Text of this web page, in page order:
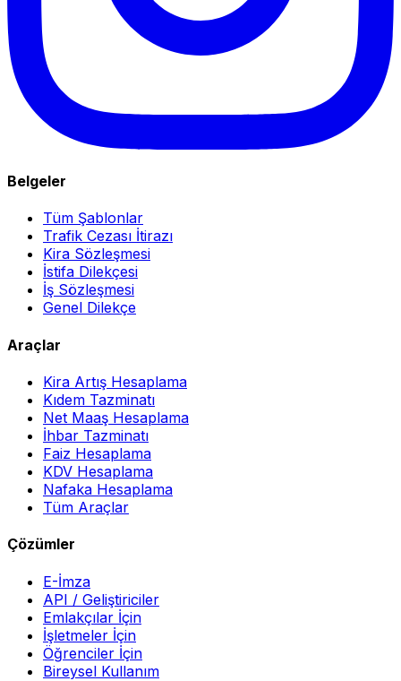
Belgeler
Tüm Şablonlar
Trafik Cezası İtirazı
Kira Sözleşmesi
İstifa Dilekçesi
İş Sözleşmesi
Genel Dilekçe
Araçlar
Kira Artış Hesaplama
Kıdem Tazminatı
Net Maaş Hesaplama
İhbar Tazminatı
Faiz Hesaplama
KDV Hesaplama
Nafaka Hesaplama
Tüm Araçlar
Çözümler
E-İmza
API / Geliştiriciler
Emlakçılar İçin
İşletmeler İçin
Öğrenciler İçin
Bireysel Kullanım